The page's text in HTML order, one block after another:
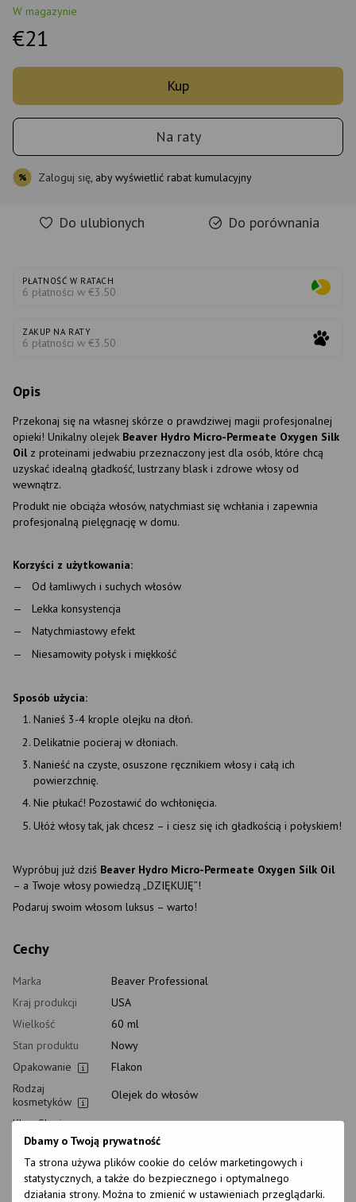
Dbamy o Twoją prywatność
Ta strona używa plików cookie do celów marketingowych i
statystycznych, a także do bezpiecznego i optymalnego
działania strony. Można to zmienić w ustawieniach przeglądarki.
W magazynie
€21
Kup
Na raty
% Zaloguj się , aby wyświetlić rabat kumulacyjny
Do ulubionych Do porównania
PŁATNOŚĆ W RATACH
6 płatności w €3.50
ZAKUP NA RATY
6 płatności w €3.50
Opis
Przekonaj się na własnej skórze o prawdziwej magii profesjonalnej
opieki! Unikalny olejek Beaver Hydro Micro-Permeate Oxygen Silk
Oil z proteinami jedwabiu przeznaczony jest dla osób, które chcą
uzyskać idealną gładkość, lustrzany blask i zdrowe włosy od
wewnątrz.
Produkt nie obciąża włosów, natychmiast się wchłania i zapewnia
profesjonalną pielęgnację w domu.
Korzyści z użytkowania:
Od łamliwych i suchych włosów
Lekka konsystencja
Natychmiastowy efekt
Niesamowity połysk i miękkość
Sposób użycia:
Nanieś 3-4 krople olejku na dłoń.
Delikatnie pocieraj w dłoniach.
Nanieść na czyste, osuszone ręcznikiem włosy i całą ich
powierzchnię.
Nie płukać! Pozostawić do wchłonięcia.
Ułóż włosy tak, jak chcesz – i ciesz się ich gładkością i połyskiem!
Wypróbuj już dziś Beaver Hydro Micro-Permeate Oxygen Silk Oil
– a Twoje włosy powiedzą „DZIĘKUJĘ”!
Podaruj swoim włosom luksus – warto!
Cechy
Marka
Beaver Professional
Kraj produkcji
USA
Wielkość
60 ml
Stan produktu
Nowy
Opakowanie
Flakon
Rodzaj
kosmetyków
Olejek do włosów
Klasyfikacja
kosmetyków
Rodzaj
pielęgnacji
domowej
Po zabiegu